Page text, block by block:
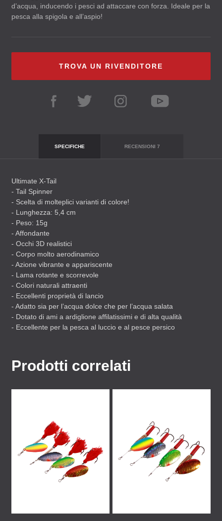
d’acqua, inducendo i pesci ad attaccare con forza. Ideale per la
pesca alla spigola e all’aspio!
TROVA UN RIVENDITORE
SPECIFICHE RECENSIONI 7
Ultimate X-Tail
- Tail Spinner
- Scelta di molteplici varianti di colore!
- Lunghezza: 5,4 cm
- Peso: 15g
- Affondante
- Occhi 3D realistici
- Corpo molto aerodinamico
- Azione vibrante e appariscente
- Lama rotante e scorrevole
- Colori naturali attraenti
- Eccellenti proprietà di lancio
- Adatto sia per l’acqua dolce che per l’acqua salata
- Dotato di ami a ardiglione affilatissimi e di alta qualità
- Eccellente per la pesca al luccio e al pesce persico
Prodotti correlati